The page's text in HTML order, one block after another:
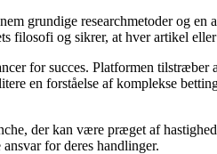
grundige researchmetoder og
filosofi og sikrer, at hver artikel
for succes. Platformen
en forståelse af komplekse
der kan være præget af
for deres handlinger.